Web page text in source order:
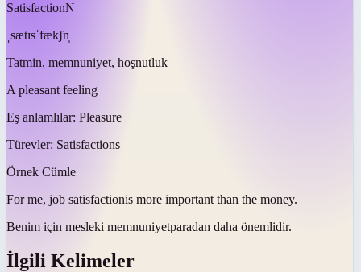
SatisfactionN
ˌsætɪsˈfækʃn̩
Tatmin, memnuniyet, hoşnutluk
A pleasant feeling
Eş anlamlılar: Pleasure
Türevler: Satisfactions
Örnek Cümle
For me, job satisfactionis more important than the money.
Benim için mesleki memnuniyetparadan daha önemlidir.
İlgili Kelimeler